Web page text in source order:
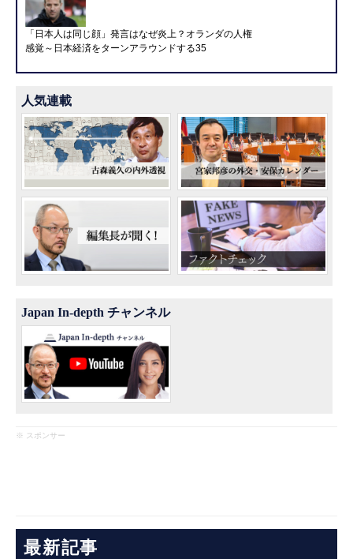
「日本人は同じ顔」発言はなぜ炎上？オランダの人権
感覚～日本経済をターンアラウンドする35
人気連載
Japan In-depth チャンネル
※ スポンサー
最新記事